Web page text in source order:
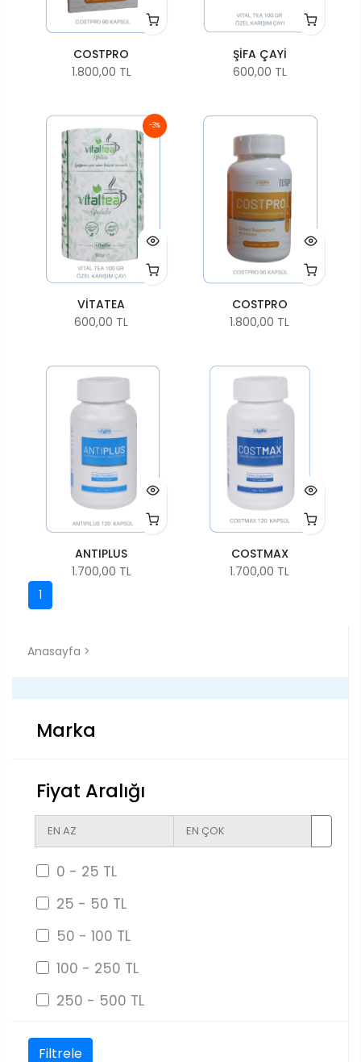
Anasayfa >
Marka
Fiyat Aralığı
0 - 25 TL
25 - 50 TL
50 - 100 TL
100 - 250 TL
250 - 500 TL
Filtrele
COSTPRO
1.800,00 TL
ŞİFA ÇAYİ
600,00 TL
-3%
VİTATEA
600,00 TL
COSTPRO
1.800,00 TL
ANTIPLUS
1.700,00 TL
COSTMAX
1.700,00 TL
1